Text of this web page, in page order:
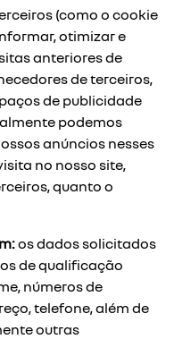
(como o cookie
otimizar e
anteriores de
de terceiros,
de publicidade
podemos
anúncios nesses
no nosso site,
quanto o
os dados solicitados
de qualificação
números de
telefone, além de
outras